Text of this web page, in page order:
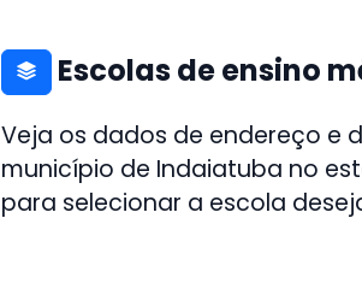
Escolas de ensino
Veja os dados de endereço e
município de Indaiatuba no
para selecionar a escola